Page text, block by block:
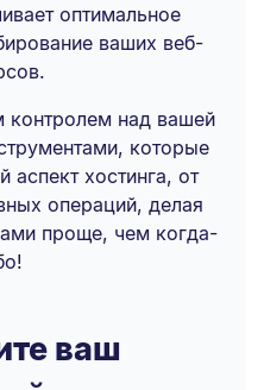
оптимальное
ваших веб-
контролем над вашей
которые
хостинга, от
операций, делая
проще, чем когда-
ваш